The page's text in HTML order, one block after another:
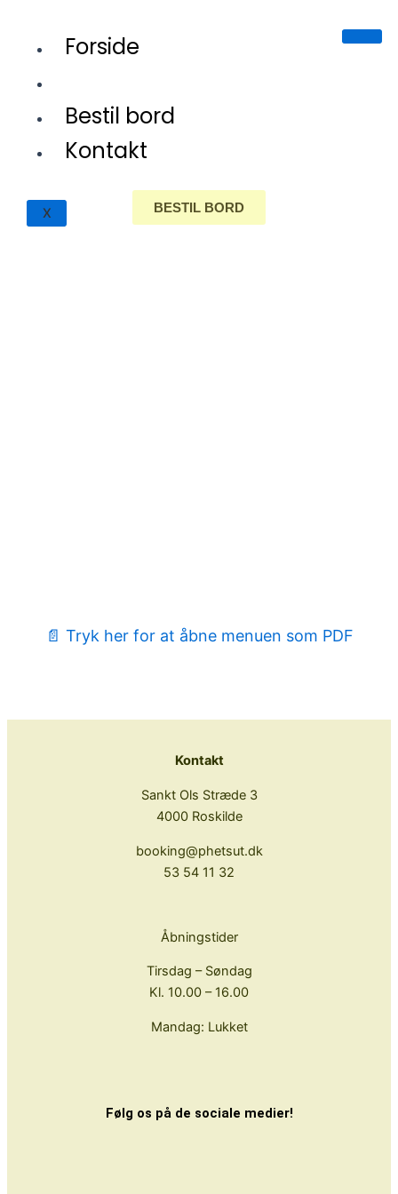
indholdet
Forside
Bestil bord
Kontakt
X BESTIL BORD
📄 Tryk her for at åbne menuen som PDF
Kontakt
Sankt Ols Stræde 3
4000 Roskilde
booking@phetsut.dk
53 54 11 32
Åbningstider
Tirsdag – Søndag
Kl. 10.00 – 16.00
Mandag: Lukket
Følg os på de sociale medier!